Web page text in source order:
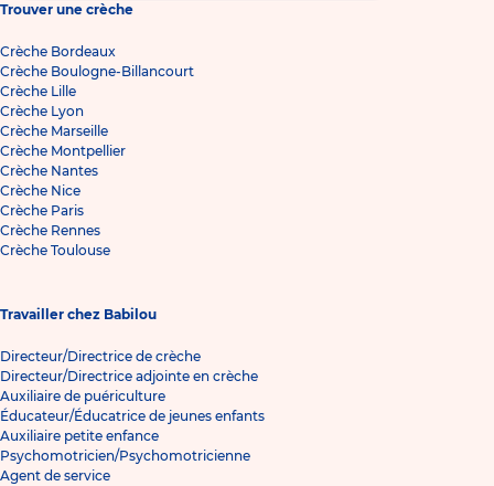
Trouver une crèche
Crèche Bordeaux
Crèche Boulogne-Billancourt
Crèche Lille
Crèche Lyon
Crèche Marseille
Crèche Montpellier
Crèche Nantes
Crèche Nice
Crèche Paris
Crèche Rennes
Crèche Toulouse
Travailler chez Babilou
Directeur/Directrice de crèche
Directeur/Directrice adjointe en crèche
Auxiliaire de puériculture
Éducateur/Éducatrice de jeunes enfants
Auxiliaire petite enfance
Psychomotricien/Psychomotricienne
Agent de service